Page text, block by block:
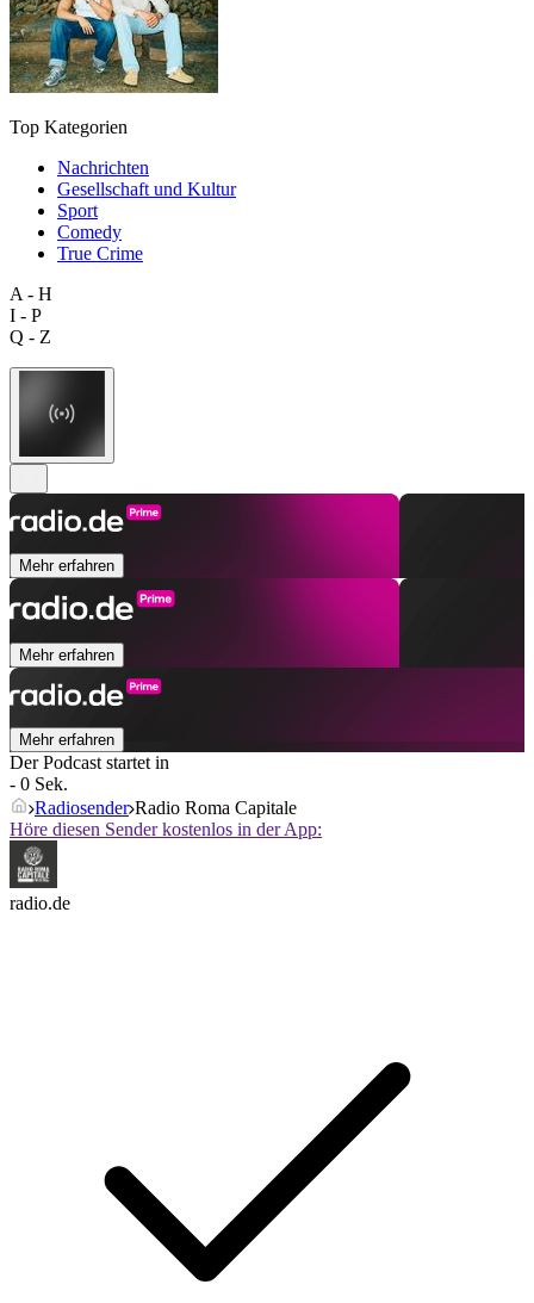
Top Kategorien
Nachrichten
Gesellschaft und Kultur
Sport
Comedy
True Crime
A - H
I - P
Q - Z
Mehr erfahren
Mehr erfahren
Mehr erfahren
Der Podcast startet in
- 0 Sek.
Radiosender Radio Roma Capitale
Höre diesen Sender kostenlos in der App:
radio.de